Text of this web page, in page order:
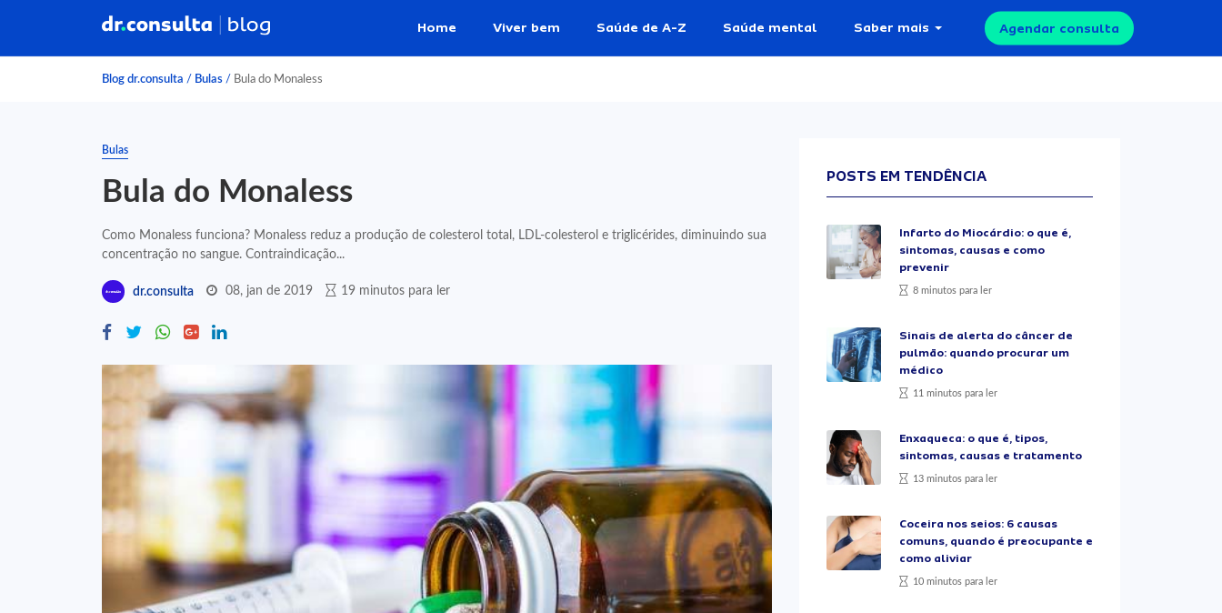
Home Viver bem Saúde de A-Z Saúde mental Saber mais Agendar consulta
Blog dr.consulta / Bulas / Bula do Monaless
Bulas
Bula do Monaless
Como Monaless funciona? Monaless reduz a produção de colesterol total, LDL-colesterol e triglicérides, diminuindo sua
concentração no sangue. Contraindicação...
dr.consulta 08, jan de 2019 19 minutos para ler
POSTS EM TENDÊNCIA
Infarto do Miocárdio: o que é,
sintomas, causas e como
prevenir
8 minutos para ler
Sinais de alerta do câncer de
pulmão: quando procurar um
médico
11 minutos para ler
Enxaqueca: o que é, tipos,
sintomas, causas e tratamento
13 minutos para ler
Coceira nos seios: 6 causas
comuns, quando é preocupante e
como aliviar
10 minutos para ler